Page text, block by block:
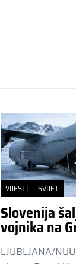
VIJESTI SVIJET
Slovenija
vojnika na
LJUBLJANA/